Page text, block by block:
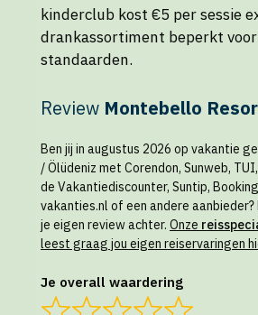
kinderclub kost €5 per sessie
drankassortiment beperkt
standaarden.
Review Montebello
Ben jij in augustus 2026 op vakantie
/ Ölüdeniz met Corendon, Sunweb,
de Vakantiediscounter, Suntip,
vakanties.nl of een andere
je eigen review achter. Onze
leest graag jou eigen reiservaringen
Je overall waardering